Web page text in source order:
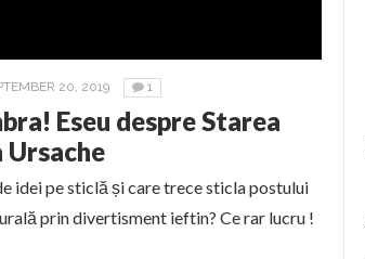
20, 2019 1
Eseu despre Starea
Ursache
idei pe sticlă și care trece sticla postului
prin divertisment ieftin? Ce rar lucru !